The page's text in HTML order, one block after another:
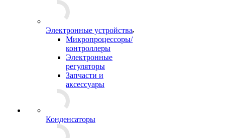
Электронные устройства
Микропроцессоры/
контроллеры
Электронные
регуляторы
Запчасти и
аксессуары
Конденсаторы